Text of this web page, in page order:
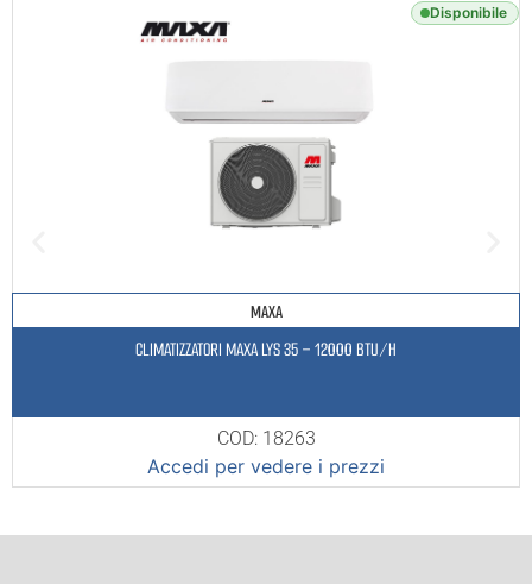
Disponibile
MAXA
CLIMATIZZATORI MAXA LYS 35 – 12000 BTU/H
COD: 18263
Accedi per vedere i prezzi